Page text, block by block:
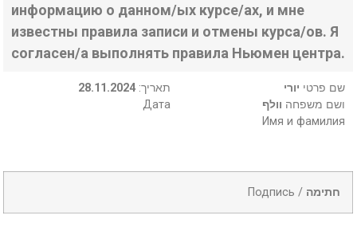
информацию о данном/ых курсе/ах, и мне
известны правила записи и отмены курса/ов. Я
согласен/а выполнять правила Ньюмен центра.
28.11.2024 :תאריך
Дата
שם פרטי יורי
ושם משפחה וולף
Имя и фамилия
Подпись / חתימה